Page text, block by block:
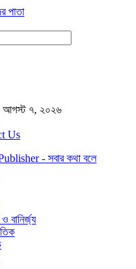
আগস্ট ৭, ২০২৬
Us
- সবার কথা বলে
বানির্জ্য